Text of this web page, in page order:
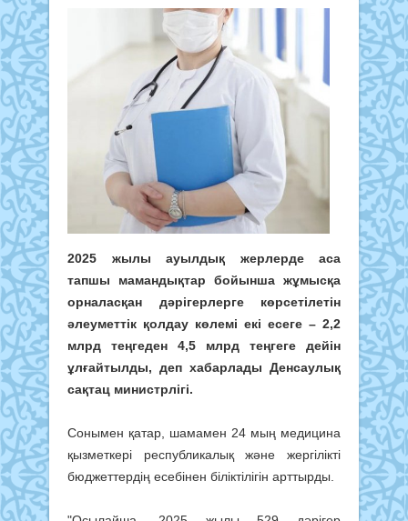
2025 жылы ауылдық жерлерде аса
тапшы мамандықтар бойынша жұмысқа
орналасқан дәрігерлерге көрсетілетін
әлеуметтік қолдау көлемі екі есеге – 2,2
млрд теңгеден 4,5 млрд теңгеге дейін
ұлғайтылды, деп хабарлады Денсаулық
сақтац министрлігі.
Сонымен қатар, шамамен 24 мың медицина
қызметкері республикалық және жергілікті
бюджеттердің есебінен біліктілігін арттырды.